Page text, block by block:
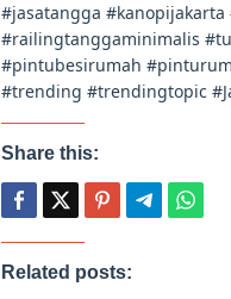
#jasatangga
#railingtanggaminimalis
#pintubesirumah
#trending #trendingtopic
Share this:
Related posts: